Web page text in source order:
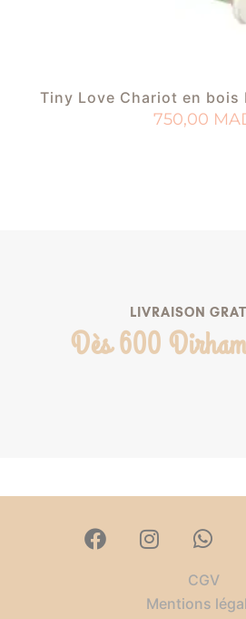
Tiny Love Chariot en bois
750,00
LIVRAISON
Dès 600
CGV
Mentions